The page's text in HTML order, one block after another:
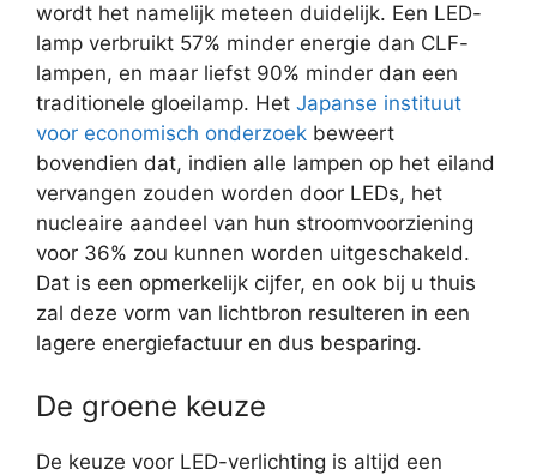
wordt het namelijk meteen duidelijk. Een LED-
lamp verbruikt 57% minder energie dan CLF-
lampen, en maar liefst 90% minder dan een
traditionele gloeilamp. Het Japanse instituut
voor economisch onderzoek beweert
bovendien dat, indien alle lampen op het eiland
vervangen zouden worden door LEDs, het
nucleaire aandeel van hun stroomvoorziening
voor 36% zou kunnen worden uitgeschakeld.
Dat is een opmerkelijk cijfer, en ook bij u thuis
zal deze vorm van lichtbron resulteren in een
lagere energiefactuur en dus besparing.
De groene keuze
De keuze voor LED-verlichting is altijd een